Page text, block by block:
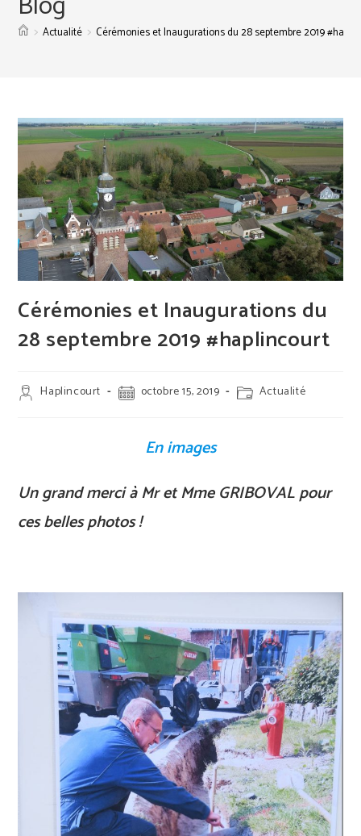
> Actualité > Cérémonies et Inaugurations du 28 septembre 2019
Cérémonies et Inaugurations du
28 septembre 2019 #haplincourt
Auteur/autrice
de
Haplincourt
Publication
publiée :
octobre 15, 2019
Post Actualité
En images
Un grand merci à Mr et Mme GRIBOVAL pour
ces belles photos !